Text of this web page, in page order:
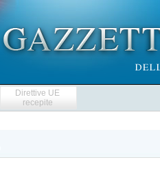
Direttive UE
recepite